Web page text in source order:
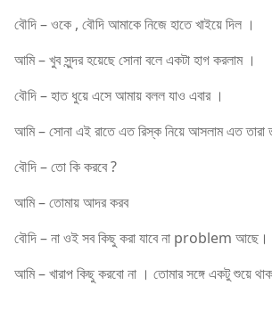
বৌদি – ওকে , বৌদি আমাকে নিজে হাতে খাইয়ে দিল ।
আমি – খুব সুন্দর হয়েছে সোনা বলে একটা হাগ করলাম ।
বৌদি – হাত ধুয়ে এসে আমায় বলল যাও এবার ।
আমি – সোনা এই রাতে এত রিস্ক নিয়ে আসলাম এত তারা
বৌদি – তো কি করবে ?
আমি – তোমায় আদর করব
বৌদি – না ওই সব কিছু করা যাবে না problem আছে।
আমি – খারাপ কিছু করবো না । তোমার সঙ্গে একটু শুয়ে